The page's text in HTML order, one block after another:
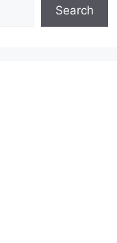
Search